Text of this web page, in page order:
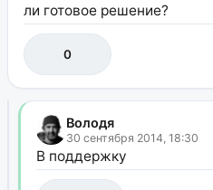
ли готовое решение?
0
Володя
30 сентября 2014, 18:30
В поддержку